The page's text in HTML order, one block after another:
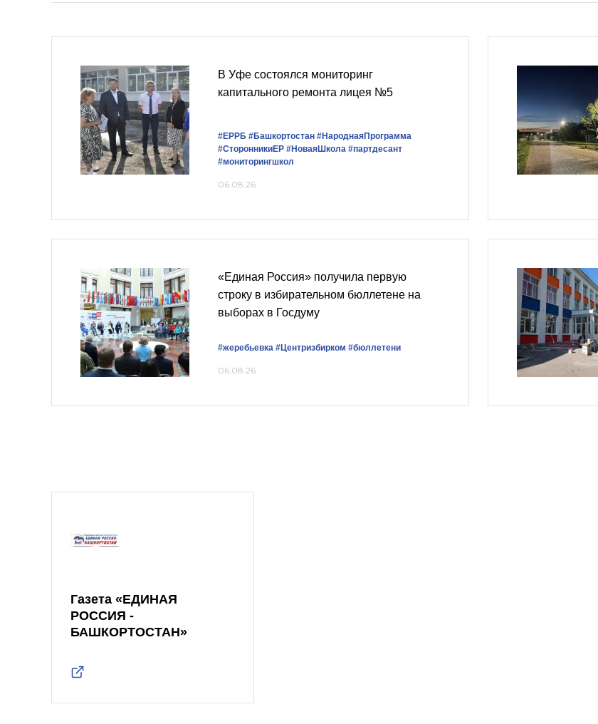
В Уфе состоялся мониторинг
капитального ремонта лицея №5
#ЕРРБ #Башкортостан #НароднаяПрограмма
#СторонникиЕР #НоваяШкола #партдесант
#мониторингшкол
06.08.26
«Единая Россия» получила первую
строку в избирательном бюллетене на
выборах в Госдуму
#жеребьевка #Центризбирком #бюллетени
06.08.26
Газета «ЕДИНАЯ
РОССИЯ -
БАШКОРТОСТАН»